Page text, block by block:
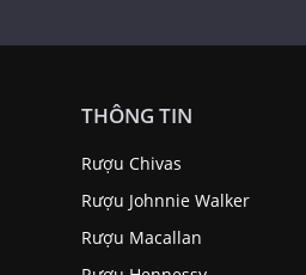
THÔNG TIN
Rượu Chivas
Rượu Johnnie Walker
Rượu Macallan